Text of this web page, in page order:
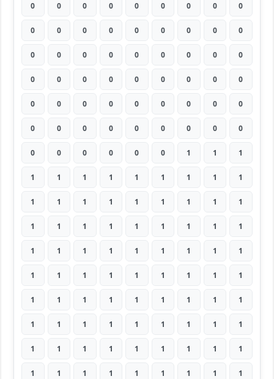
0 0 0 0 0 0 0 0 0
0 0 0 0 0 0 0 0 0
0 0 0 0 0 0 0 0 0
0 0 0 0 0 0 0 0 0
0 0 0 0 0 0 0 0 0
0 0 0 0 0 0 0 0 0
0 0 0 0 0 0 1 1 1
1 1 1 1 1 1 1 1 1
1 1 1 1 1 1 1 1 1
1 1 1 1 1 1 1 1 1
1 1 1 1 1 1 1 1 1
1 1 1 1 1 1 1 1 1
1 1 1 1 1 1 1 1 1
1 1 1 1 1 1 1 1 1
1 1 1 1 1 1 1 1 1
1 1 1 1 1 1 1 1 1